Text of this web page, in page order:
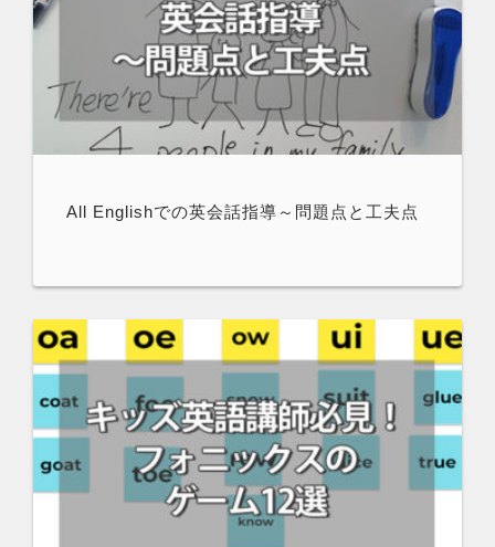
All Englishでの英会話指導～問題点と工夫点